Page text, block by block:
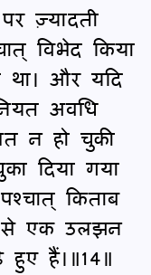
ज़्यादती
विभेद किया
और यदि
अवधि
न हो चुकी
दिया गया
किताब
से एक उलझन
हैं।॥14॥